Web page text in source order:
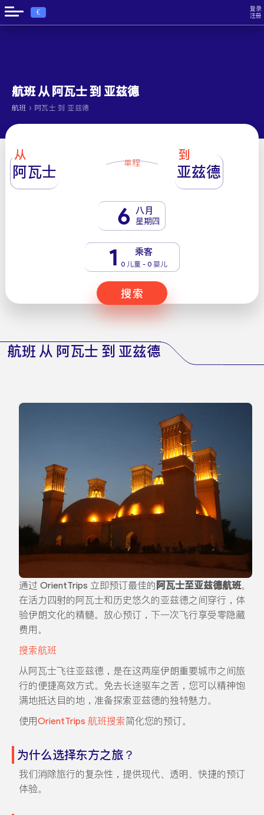
€
登录
注册
航班 从 阿瓦士 到 亚兹德
航班 › 阿瓦士 到 亚兹德
从
阿瓦士 单程
到
亚兹德
6 八月
星期四
1 乘客
0 儿童 - 0 婴儿
搜索
航班 从 阿瓦士 到 亚兹德
通过 OrientTrips 立即预订最佳的 阿瓦士至亚兹德航班。
在活力四射的阿瓦士和历史悠久的亚兹德之间穿行，体
验伊朗文化的精髓。放心预订，下一次飞行享受零隐藏
费用。
搜索航班
从阿瓦士飞往亚兹德，是在这两座伊朗重要城市之间旅
行的便捷高效方式。免去长途驱车之苦，您可以精神饱
满地抵达目的地，准备探索亚兹德的独特魅力。
使用OrientTrips 航班搜索简化您的预订。
为什么选择东方之旅？
我们消除旅行的复杂性，提供现代、透明、快捷的预订
体验。